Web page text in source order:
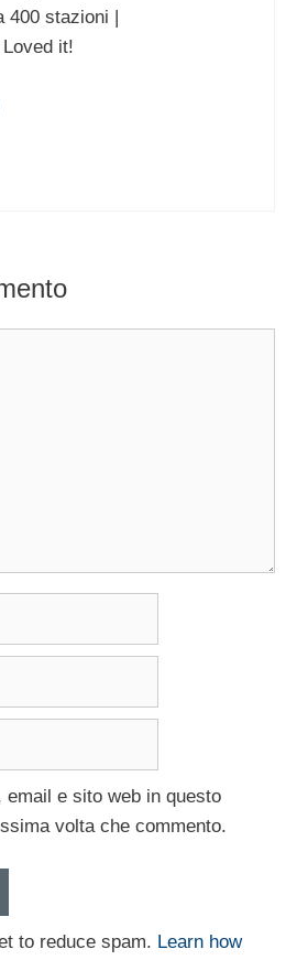
400 stazioni |
it!
email e sito web in questo
volta che commento.
to reduce spam. Learn how